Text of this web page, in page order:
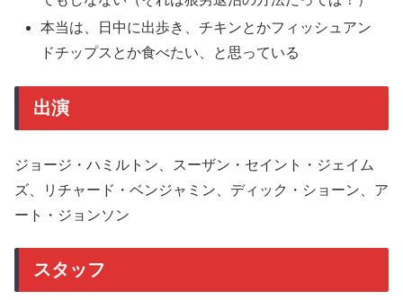
本当は、日中に出歩き、チキンとかフィッシュアン
ドチップスとか食べたい、と思っている
出演
ジョージ・ハミルトン、スーザン・セイント・ジェイム
ズ、リチャード・ベンジャミン、ディック・ショーン、ア
ート・ジョンソン
スタッフ